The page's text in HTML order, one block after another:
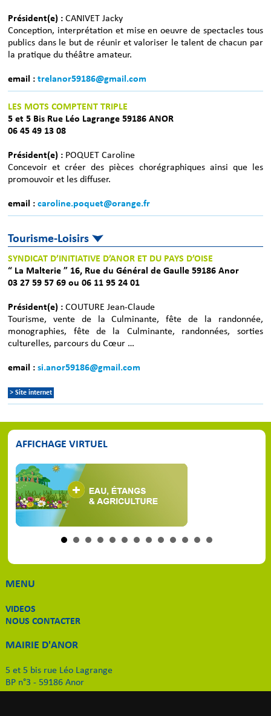
Président(e) : CANIVET Jacky
Conception, interprétation et mise en oeuvre de spectacles tous
publics dans le but de réunir et valoriser le talent de chacun par
la pratique du théâtre amateur.
email : trelanor59186@gmail.com
LES MOTS COMPTENT TRIPLE
5 et 5 Bis Rue Léo Lagrange 59186 ANOR
06 45 49 13 08
Président(e) : POQUET Caroline
Concevoir et créer des pièces chorégraphiques ainsi que les
promouvoir et les diffuser.
email : caroline.poquet@orange.fr
Tourisme-Loisirs
SYNDICAT D’INITIATIVE D’ANOR ET DU PAYS D’OISE
“ La Malterie ” 16, Rue du Général de Gaulle 59186 Anor
03 27 59 57 69 ou 06 11 95 24 01
Président(e) : COUTURE Jean-Claude
Tourisme, vente de la Culminante, fête de la randonnée,
monographies, fête de la Culminante, randonnées, sorties
culturelles, parcours du Cœur …
email : si.anor59186@gmail.com
> Site internet
AFFICHAGE VIRTUEL
MENU
VIDEOS
NOUS CONTACTER
MAIRIE D'ANOR
5 et 5 bis rue Léo Lagrange
BP n°3 - 59186 Anor